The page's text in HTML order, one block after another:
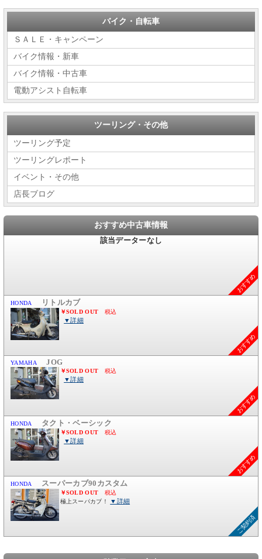
バイク・自転車
ＳＡＬＥ・キャンペーン
バイク情報・新車
バイク情報・中古車
電動アシスト自転車
ツーリング・その他
ツーリング予定
ツーリングレポート
イベント・その他
店長ブログ
おすすめ中古車情報
おすすめ
おすすめ
おすすめ
おすすめ
ご契約済